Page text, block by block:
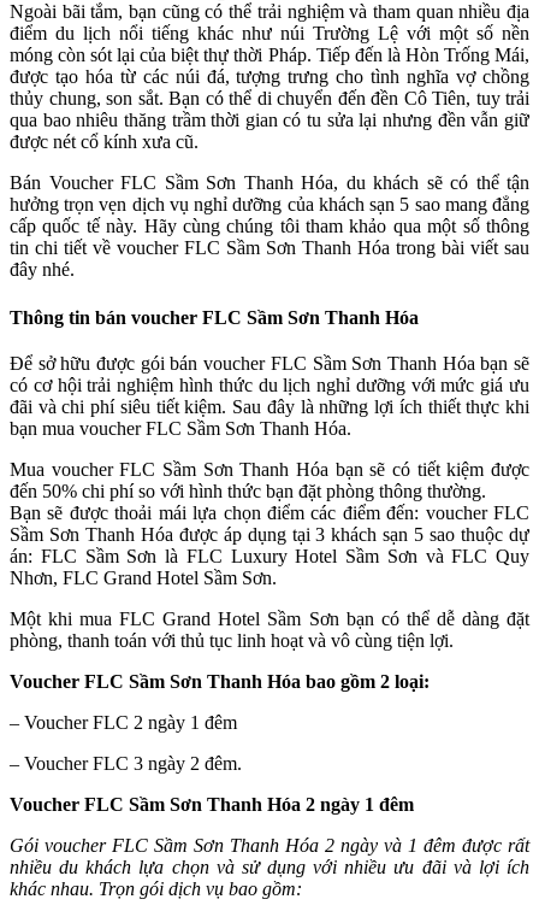
Ngoài bãi tắm, bạn cũng có thể trải nghiệm và tham quan nhiều địa
điểm du lịch nổi tiếng khác như núi Trường Lệ với một số nền
móng còn sót lại của biệt thự thời Pháp. Tiếp đến là Hòn Trống Mái,
được tạo hóa từ các núi đá, tượng trưng cho tình nghĩa vợ chồng
thủy chung, son sắt. Bạn có thể di chuyển đến đền Cô Tiên, tuy trải
qua bao nhiêu thăng trầm thời gian có tu sửa lại nhưng đền vẫn giữ
được nét cổ kính xưa cũ.
Bán Voucher FLC Sầm Sơn Thanh Hóa, du khách sẽ có thể tận
hưởng trọn vẹn dịch vụ nghỉ dưỡng của khách sạn 5 sao mang đẳng
cấp quốc tế này. Hãy cùng chúng tôi tham khảo qua một số thông
tin chi tiết về voucher FLC Sầm Sơn Thanh Hóa trong bài viết sau
đây nhé.
Thông tin bán voucher FLC Sầm Sơn Thanh Hóa
Để sở hữu được gói bán voucher FLC Sầm Sơn Thanh Hóa bạn sẽ
có cơ hội trải nghiệm hình thức du lịch nghỉ dưỡng với mức giá ưu
đãi và chi phí siêu tiết kiệm. Sau đây là những lợi ích thiết thực khi
bạn mua voucher FLC Sầm Sơn Thanh Hóa.
Mua voucher FLC Sầm Sơn Thanh Hóa bạn sẽ có tiết kiệm được
đến 50% chi phí so với hình thức bạn đặt phòng thông thường.
Bạn sẽ được thoải mái lựa chọn điểm các điểm đến: voucher FLC
Sầm Sơn Thanh Hóa được áp dụng tại 3 khách sạn 5 sao thuộc dự
án: FLC Sầm Sơn là FLC Luxury Hotel Sầm Sơn và FLC Quy
Nhơn, FLC Grand Hotel Sầm Sơn.
Một khi mua FLC Grand Hotel Sầm Sơn bạn có thể dễ dàng đặt
phòng, thanh toán với thủ tục linh hoạt và vô cùng tiện lợi.
Voucher FLC Sầm Sơn Thanh Hóa bao gồm 2 loại:
– Voucher FLC 2 ngày 1 đêm
– Voucher FLC 3 ngày 2 đêm.
Voucher FLC Sầm Sơn Thanh Hóa 2 ngày 1 đêm
Gói voucher FLC Sầm Sơn Thanh Hóa 2 ngày và 1 đêm được rất
nhiều du khách lựa chọn và sử dụng với nhiều ưu đãi và lợi ích
khác nhau. Trọn gói dịch vụ bao gồm: